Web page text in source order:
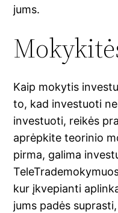
jums.
Kaip mokytis
to, kad investuoti
investuoti, reikės
aprėpkite teorinio
pirma, galima
kur įkvepianti
jums padės